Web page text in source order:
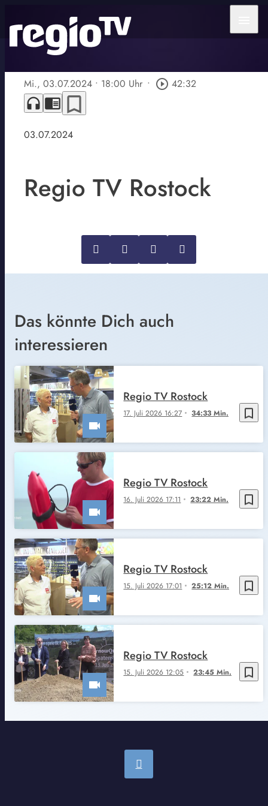
Mi., 03.07.2024 • 18:00 Uhr • play_circle_outline 42:32
headphones chrome_reader_mode bookmark_border
03.07.2024
Regio TV Rostock
Das könnte Dich auch
interessieren
bookmark_border
17. Juli 2026 16:27 34:33 Min.
Regio TV Rostock
bookmark_border
16. Juli 2026 17:11 23:22 Min.
Regio TV Rostock
bookmark_border
15. Juli 2026 17:01 25:12 Min.
Regio TV Rostock
bookmark_border
15. Juli 2026 12:05 23:45 Min.
Regio TV Rostock